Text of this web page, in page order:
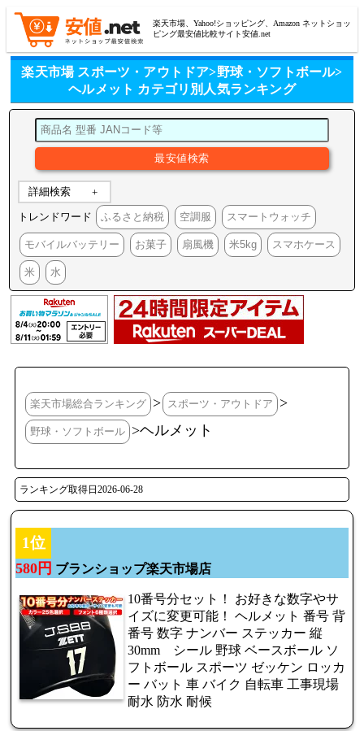
楽天市場、Yahoo!ショッピング、Amazon ネットショッ
ピング最安値比較サイト安値.net
楽天市場 スポーツ・アウトドア>野球・ソフトボール>
ヘルメット カテゴリ別人気ランキング
詳細検索
トレンドワード ふるさと納税 空調服 スマートウォッチ
モバイルバッテリー お菓子 扇風機 米5kg スマホケース
米 水
楽天市場総合ランキング > スポーツ・アウトドア >
野球・ソフトボール >ヘルメット
ランキング取得日2026-06-28
1位
580円 ブランショップ楽天市場店
10番号分セット！ お好きな数字やサ
イズに変更可能！ ヘルメット 番号 背
番号 数字 ナンバー ステッカー 縦
30mm シール 野球 ベースボール ソ
フトボール スポーツ ゼッケン ロッカ
ー バット 車 バイク 自転車 工事現場
耐水 防水 耐候